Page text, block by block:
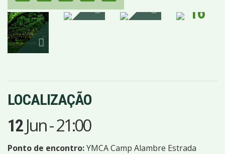
16
IMAGENS
LOCALIZAÇÃO
12 Jun-21:00
Ponto de encontro:YMCA Camp Alambre Estrada